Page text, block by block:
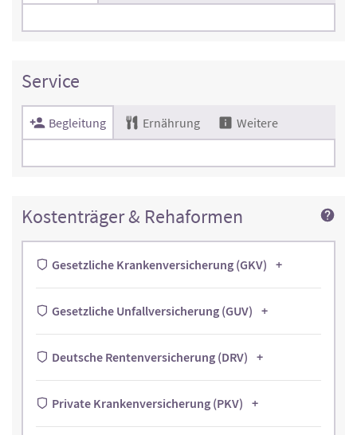
Service
Begleitung Ernährung Weitere
Kostenträger & Rehaformen
Gesetzliche Krankenversicherung (GKV)
Gesetzliche Unfallversicherung (GUV)
Deutsche Rentenversicherung (DRV)
Private Krankenversicherung (PKV)